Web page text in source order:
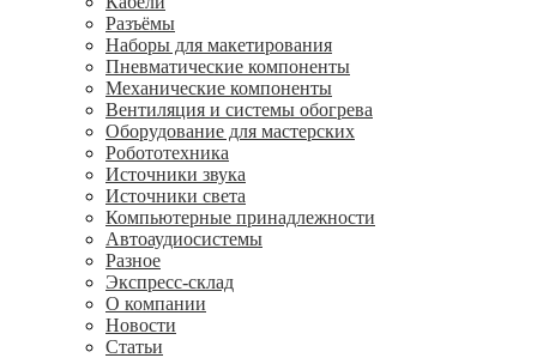
Разъёмы
Наборы для макетирования
Пневматические компоненты
Механические компоненты
Вентиляция и системы обогрева
Оборудование для мастерских
Робототехника
Источники звука
Источники света
Компьютерные принадлежности
Автоаудиосистемы
Разное
Экспресс-склад
О компании
Новости
Статьи